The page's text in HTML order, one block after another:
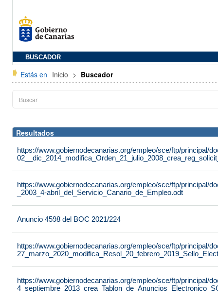
BUSCADOR
Estás en Inicio > Buscador
Resultados
https://www.gobiernodecanarias.org/empleo/sce/ftp/principal/
https://www.gobiernodecanarias.org/empleo/sce/ftp/principal/
_2003_4-abril_del_Servicio_Canario_de_Empleo.odt
Anuncio 4598 del BOC 2021/224
https://www.gobiernodecanarias.org/empleo/sce/ftp/principal/
https://www.gobiernodecanarias.org/empleo/sce/ftp/principal/